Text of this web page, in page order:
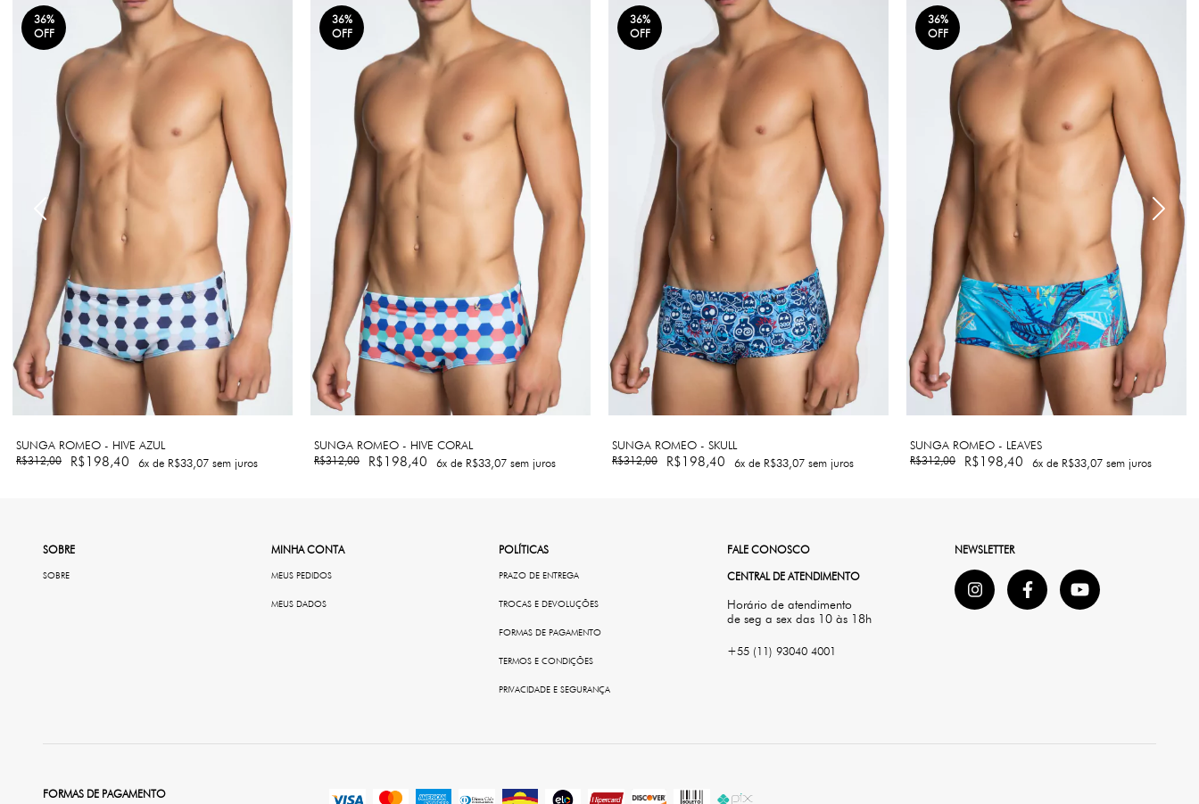
36%
OFF
SUNGA ROMEO - HIVE AZUL
R$312,00 R$198,40 6x de R$33,07 sem juros
36%
OFF
SUNGA ROMEO - HIVE CORAL
R$312,00 R$198,40 6x de R$33,07 sem juros
36%
OFF
SUNGA ROMEO - SKULL
R$312,00 R$198,40 6x de R$33,07 sem juros
36%
OFF
SUNGA ROMEO - LEAVES
R$312,00 R$198,40 6x de R$33,07 sem juros
SOBRE
SOBRE
MINHA CONTA
MEUS PEDIDOS
MEUS DADOS
POLÍTICAS
PRAZO DE ENTREGA
TROCAS E DEVOLUÇÕES
FORMAS DE PAGAMENTO
TERMOS E CONDIÇÕES
PRIVACIDADE E SEGURANÇA
FALE CONOSCO
CENTRAL DE ATENDIMENTO
Horário de atendimento
de seg a sex das 10 às 18h
+55 (11) 93040 4001
NEWSLETTER
FORMAS DE PAGAMENTO